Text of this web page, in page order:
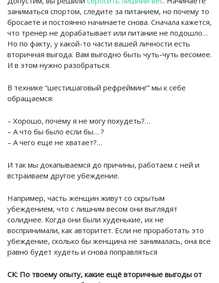
заниматься спортом, следите за питанием, но почему то
бросаете и постоянно начинаете снова. Сначала кажется,
что тренер не дорабатывает или питание не подошло…
Но по факту, у какой-то части вашей личности есть
вторичная выгода. Вам выгодно быть чуть-чуть весомее.
И в этом нужно разобраться.
В технике “шестишаговый рефрейминг” мы к себе
обращаемся:
– Хорошо, почему я не могу похудеть?…
– А что бы было если бы… ?
– А чего еще не хватает?…
И так мы докапываемся до причины, работаем с ней и
встраиваем другое убеждение.
Например, часть женщин живут со скрытым
убеждением, что с лишним весом они выглядят
солиднее. Когда они были худенькие, их не
воспринимали, как авторитет. Если не проработать это
убеждение, сколько бы женщина не занималась, она все
равно будет худеть и снова поправляться
СК: По твоему опыту, какие ещё вторичные выгоды от